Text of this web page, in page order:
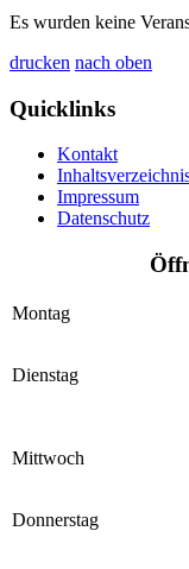
Es wurden keine
drucken nach oben
Quicklinks
Kontakt
Impressum
Datenschutz
Montag
Dienstag
Mittwoch
Donnerstag